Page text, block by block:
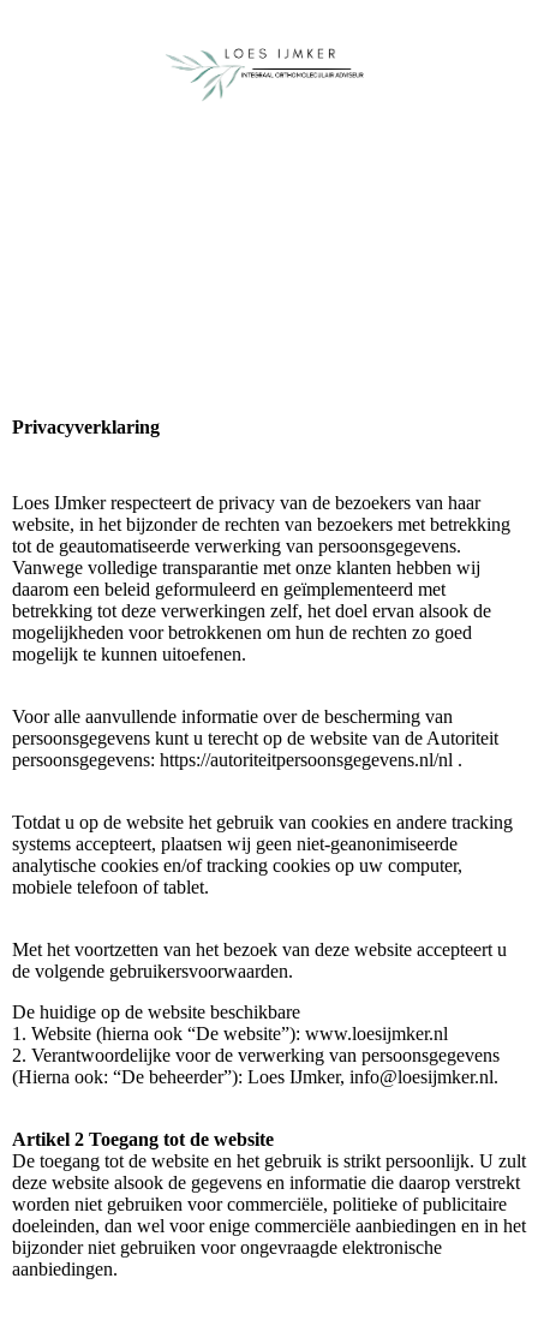
Privacyverklaring
Loes IJmker respecteert de privacy van de bezoekers van haar
website, in het bijzonder de rechten van bezoekers met betrekking
tot de geautomatiseerde verwerking van persoonsgegevens.
Vanwege volledige transparantie met onze klanten hebben wij
daarom een beleid geformuleerd en geïmplementeerd met
betrekking tot deze verwerkingen zelf, het doel ervan alsook de
mogelijkheden voor betrokkenen om hun de rechten zo goed
mogelijk te kunnen uitoefenen.
Voor alle aanvullende informatie over de bescherming van
persoonsgegevens kunt u terecht op de website van de Autoriteit
persoonsgegevens: https://autoriteitpersoonsgegevens.nl/nl .
Totdat u op de website het gebruik van cookies en andere tracking
systems accepteert, plaatsen wij geen niet-geanonimiseerde
analytische cookies en/of tracking cookies op uw computer,
mobiele telefoon of tablet.
Met het voortzetten van het bezoek van deze website accepteert u
de volgende gebruikersvoorwaarden.
De huidige op de website beschikbare
1. Website (hierna ook “De website”): www.loesijmker.nl
2. Verantwoordelijke voor de verwerking van persoonsgegevens
(Hierna ook: “De beheerder”): Loes IJmker, info@loesijmker.nl.
Artikel 2 Toegang tot de website
De toegang tot de website en het gebruik is strikt persoonlijk. U zult
deze website alsook de gegevens en informatie die daarop verstrekt
worden niet gebruiken voor commerciële, politieke of publicitaire
doeleinden, dan wel voor enige commerciële aanbiedingen en in het
bijzonder niet gebruiken voor ongevraagde elektronische
aanbiedingen.